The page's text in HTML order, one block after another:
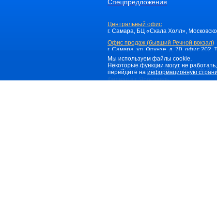
Спецпредложения
Центральный офис
г. Самара, БЦ «Скала Холл»,
Офис продаж (бывший Речной вокзал)
г. Самара, ул. Фрунзе, д. 70, офис 202,
Филиал в г. Казани
г. Казань, ул. Кави Наджми, д. 8, оф.
Филиал в г. Ярославль
Мы используем файлы cookie.
Некоторые функции могут не
перейдите на информационную